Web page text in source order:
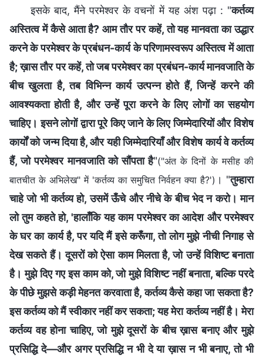
इसके बाद, मैंने परमेश्वर के वचनों में यह अंश पढ़ा : "कर्तव्य
अस्तित्व में कैसे आता है? आम तौर पर कहें, तो यह मानवता का उद्धार
करने के परमेश्वर के प्रबंधन-कार्य के परिणामस्वरूप अस्तित्व में आता
है; ख़ास तौर पर कहें, तो जब परमेश्वर का प्रबंधन-कार्य मानवजाति के
बीच खुलता है, तब विभिन्न कार्य उत्पन्न होते हैं, जिन्हें करने की
आवश्यकता होती है, और उन्हें पूरा करने के लिए लोगों का सहयोग
चाहिए। इसने लोगों द्वारा पूरे किए जाने के लिए जिम्मेदारियों और विशेष
कार्यों को जन्म दिया है, और यही जिम्मेदारियाँ और विशेष कार्य वे कर्तव्य
हैं, जो परमेश्वर मानवजाति को सौंपता है"("अंत के दिनों के मसीह की
बातचीत के अभिलेख" में 'कर्तव्‍य का समुचित निर्वहन क्‍या है?') । "तुम्हारा
चाहे जो भी कर्तव्य हो, उसमें ऊँचे और नीचे के बीच भेद न करो। मान
लो तुम कहते हो, 'हालाँकि यह काम परमेश्वर का आदेश और परमेश्वर
के घर का कार्य है, पर यदि मैं इसे करूँगा, तो लोग मुझे नीची निगाह से
देख सकते हैं। दूसरों को ऐसा काम मिलता है, जो उन्हें विशिष्ट बनाता
है। मुझे दिए गए इस काम को, जो मुझे विशिष्ट नहीं बनाता, बल्कि परदे
के पीछे मुझसे कड़ी मेहनत करवाता है, कर्तव्य कैसे कहा जा सकता है?
इस कर्तव्य को मैं स्वीकार नहीं कर सकता; यह मेरा कर्तव्य नहीं है। मेरा
कर्तव्य वह होना चाहिए, जो मुझे दूसरों के बीच ख़ास बनाए और मुझे
प्रसिद्धि दे—और अगर प्रसिद्धि न भी दे या ख़ास न भी बनाए, तो भी